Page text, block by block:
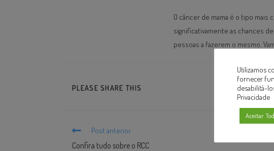
O câncer de mama é o tipo
significativamente as chances
pessoas a fazerem o mesmo.
PLEASE SHARE THIS
Post anterior
Confira tudo sobre o RCC
Utilizamos
fornecer
desabilitá-
Privacidade
Aceitar